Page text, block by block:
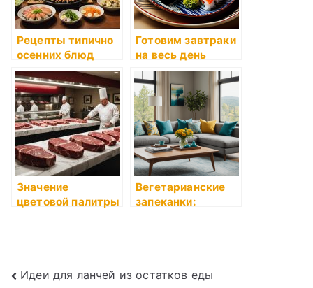
Рецепты типично
осенних блюд
Готовим завтраки
на весь день
Значение
цветовой палитры
Вегетарианские
запеканки:
Навигация
Идеи для ланчей из остатков еды